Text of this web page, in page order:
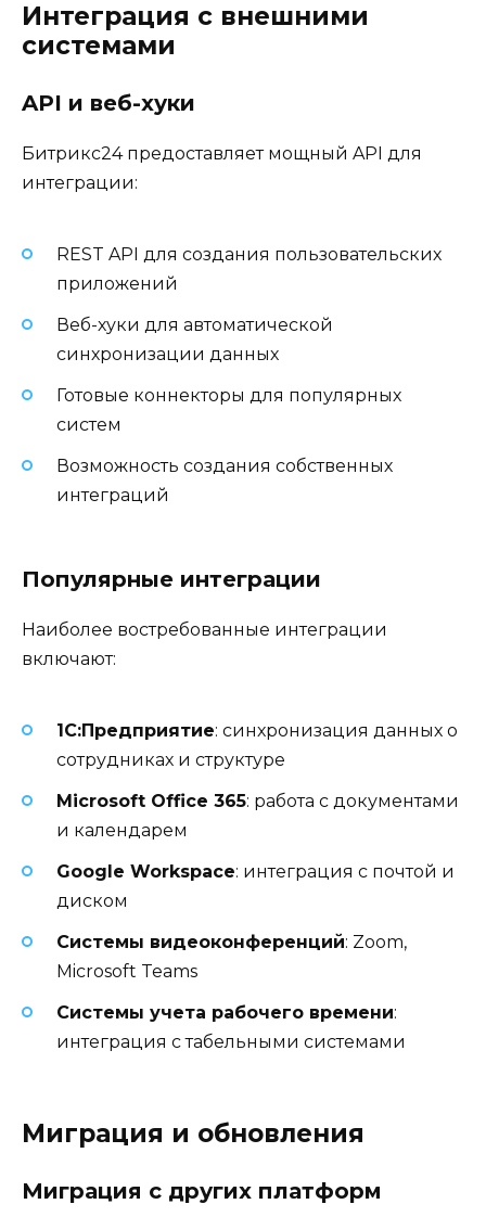
Интеграция с внешними
системами
API и веб-хуки
Битрикс24 предоставляет мощный API для
интеграции:
REST API для создания пользовательских
приложений
Веб-хуки для автоматической
синхронизации данных
Готовые коннекторы для популярных
систем
Возможность создания собственных
интеграций
Популярные интеграции
Наиболее востребованные интеграции
включают:
1С:Предприятие: синхронизация данных о
сотрудниках и структуре
Microsoft Office 365: работа с документами
и календарем
Google Workspace: интеграция с почтой и
диском
Системы видеоконференций: Zoom,
Microsoft Teams
Системы учета рабочего времени:
интеграция с табельными системами
Миграция и обновления
Миграция с других платформ